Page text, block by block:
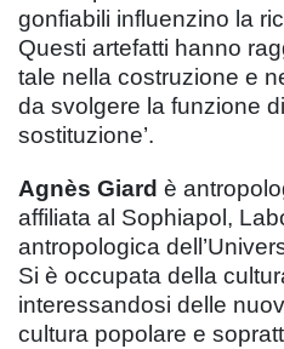
gonfiabili influenzino la
Questi artefatti hanno
tale nella costruzione e
da svolgere la funzione
sostituzione’.
Agnès Giard è
affiliata al Sophiapol,
antropologica
Si è occupata della
interessandosi delle
cultura popolare e